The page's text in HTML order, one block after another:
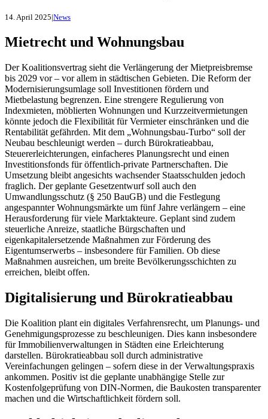
14. April 2025|News
Mietrecht und Wohnungsbau
Der Koalitionsvertrag sieht die Verlängerung der Mietpreisbremse
bis 2029 vor – vor allem in städtischen Gebieten. Die Reform der
Modernisierungsumlage soll Investitionen fördern und
Mietbelastung begrenzen. Eine strengere Regulierung von
Indexmieten, möblierten Wohnungen und Kurzzeitvermietungen
könnte jedoch die Flexibilität für Vermieter einschränken und die
Rentabilität gefährden. Mit dem „Wohnungsbau-Turbo“ soll der
Neubau beschleunigt werden – durch Bürokratieabbau,
Steuererleichterungen, einfacheres Planungsrecht und einen
Investitionsfonds für öffentlich-private Partnerschaften. Die
Umsetzung bleibt angesichts wachsender Staatsschulden jedoch
fraglich. Der geplante Gesetzentwurf soll auch den
Umwandlungsschutz (§ 250 BauGB) und die Festlegung
angespannter Wohnungsmärkte um fünf Jahre verlängern – eine
Herausforderung für viele Marktakteure. Geplant sind zudem
steuerliche Anreize, staatliche Bürgschaften und
eigenkapitalersetzende Maßnahmen zur Förderung des
Eigentumserwerbs – insbesondere für Familien. Ob diese
Maßnahmen ausreichen, um breite Bevölkerungsschichten zu
erreichen, bleibt offen.
Digitalisierung und Bürokratieabbau
Die Koalition plant ein digitales Verfahrensrecht, um Planungs- und
Genehmigungsprozesse zu beschleunigen. Dies kann insbesondere
für Immobilienverwaltungen in Städten eine Erleichterung
darstellen. Bürokratieabbau soll durch administrative
Vereinfachungen gelingen – sofern diese in der Verwaltungspraxis
ankommen. Positiv ist die geplante unabhängige Stelle zur
Kostenfolgeprüfung von DIN-Normen, die Baukosten transparenter
machen und die Wirtschaftlichkeit fördern soll.